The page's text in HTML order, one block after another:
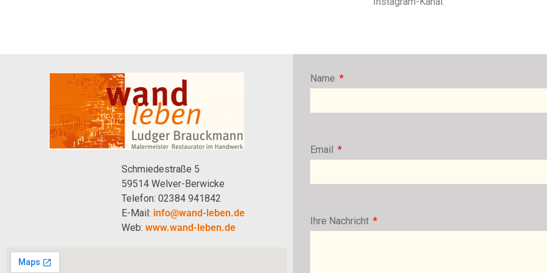
Schmiedestraße 5
59514 Welver-Berwicke
Telefon: 02384 941842
E-Mail: info@wand-leben.de
Web: www.wand-leben.de
Name
Email
Ihre Nachricht